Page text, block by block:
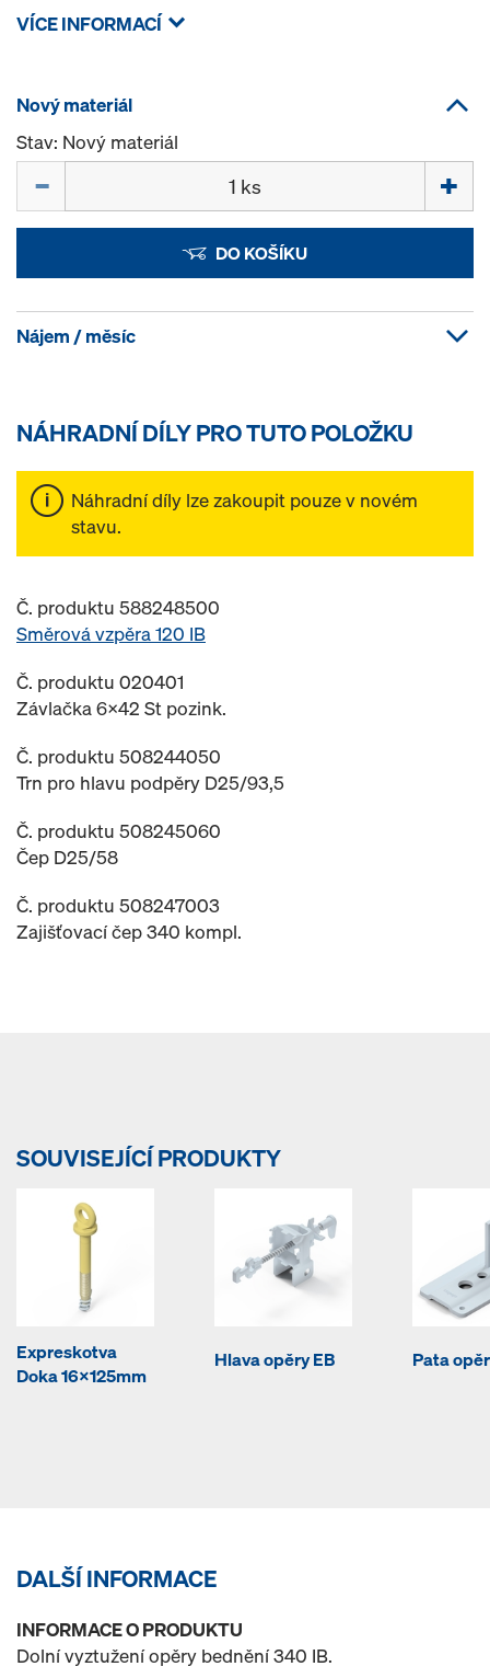
VÍCE INFORMACÍ
Nový materiál
Stav: Nový materiál
DO KOŠÍKU
Nájem / měsíc
NÁHRADNÍ DÍLY PRO TUTO POLOŽKU
Náhradní díly lze zakoupit pouze v novém
stavu.
Č. produktu 588248500
Směrová vzpěra 120 IB
Č. produktu 020401
Závlačka 6x42 St pozink.
Č. produktu 508244050
Trn pro hlavu podpěry D25/93,5
Č. produktu 508245060
Čep D25/58
Č. produktu 508247003
Zajišťovací čep 340 kompl.
SOUVISEJÍCÍ PRODUKTY
Expreskotva
Doka 16x125mm
Hlava opěry EB Pata
DALŠÍ INFORMACE
INFORMACE O PRODUKTU
Dolní vyztužení opěry bednění 340 IB.